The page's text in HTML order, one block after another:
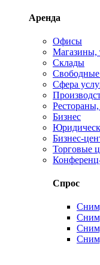
Аренда
Офисы
Магазины,
Склады
Сфера
Бизнес
Бизнес-
Торговые
Спрос